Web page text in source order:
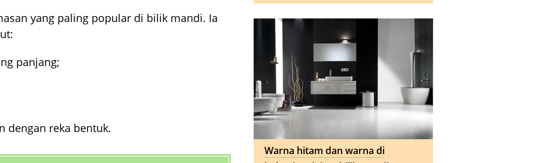
yang paling popular di bilik mandi. Ia
panjang;
dengan reka bentuk.
Warna hitam dan warna di